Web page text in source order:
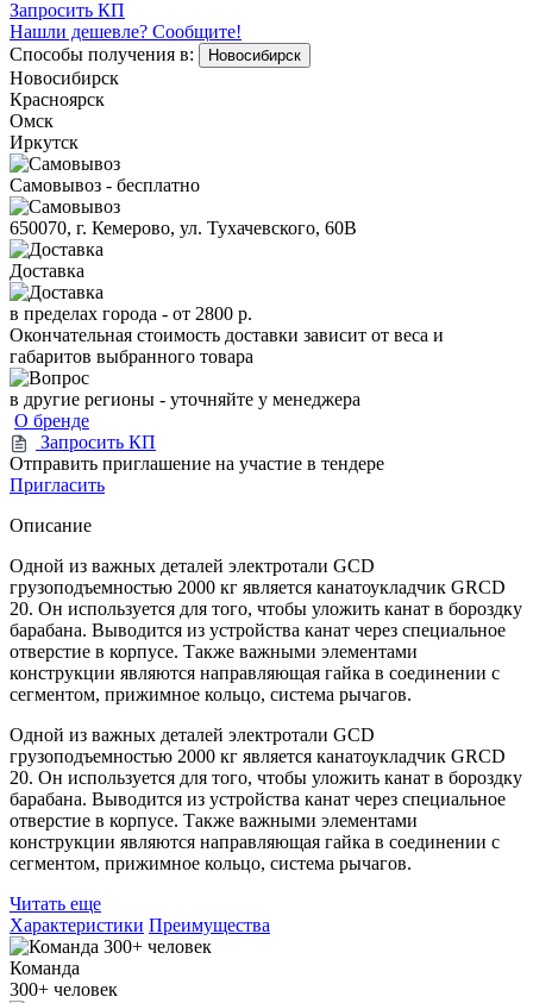
Запросить КП
Нашли дешевле? Сообщите!
Способы получения в:
Новосибирск
Новосибирск
Красноярск
Омск
Иркутск
Самовывоз - бесплатно
650070, г. Кемерово, ул. Тухачевского, 60В
Доставка
в пределах города - от 2800 р.
Окончательная стоимость доставки зависит от веса и
габаритов выбранного товара
в другие регионы - уточняйте у менеджера
О бренде
Запросить КП
Отправить приглашение на участие в тендере
Пригласить
Описание
Одной из важных деталей электротали GCD
грузоподъемностью 2000 кг является канатоукладчик GRCD
20. Он используется для того, чтобы уложить канат в бороздку
барабана. Выводится из устройства канат через специальное
отверстие в корпусе. Также важными элементами
конструкции являются направляющая гайка в соединении с
сегментом, прижимное кольцо, система рычагов.
Одной из важных деталей электротали GCD
грузоподъемностью 2000 кг является канатоукладчик GRCD
20. Он используется для того, чтобы уложить канат в бороздку
барабана. Выводится из устройства канат через специальное
отверстие в корпусе. Также важными элементами
конструкции являются направляющая гайка в соединении с
сегментом, прижимное кольцо, система рычагов.
Читать еще
Характеристики Преимущества
Команда
300+ человек